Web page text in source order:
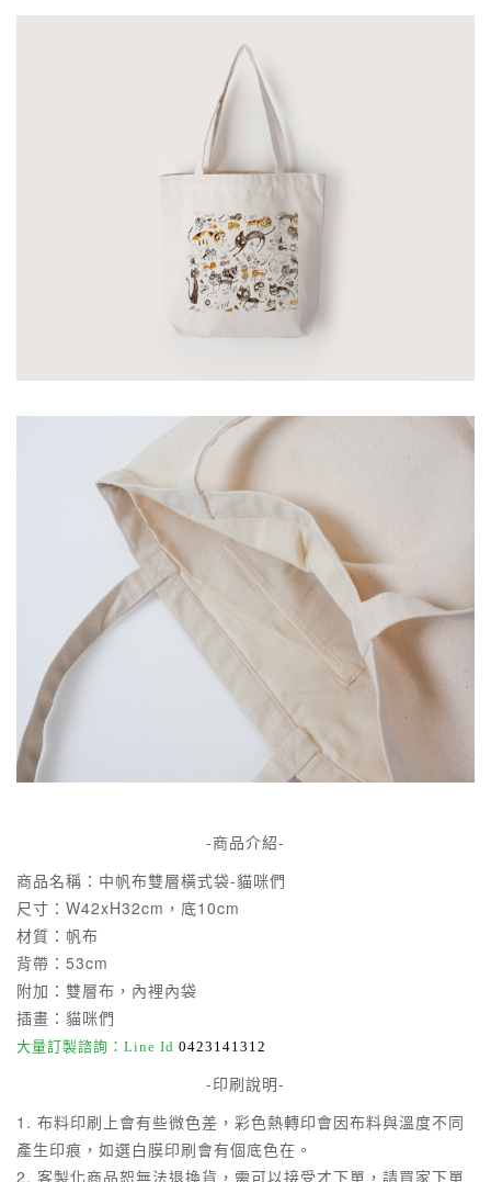
-商品介紹-
商品名稱：中帆布雙層橫式袋-貓咪們
尺寸：W42xH32cm，底10cm
材質：帆布
背帶：53cm
附加：雙層布，內裡內袋
插畫：貓咪們
大量訂製諮詢：Line Id 0423141312
-印刷說明-
1. 布料印刷上會有些微色差，彩色熱轉印會因布料與溫度不同
產生印痕， 如選白膜印刷會有個底色在。
2. 客製化商品恕無法退換貨 ，需可以接受才下單， 請買家下單